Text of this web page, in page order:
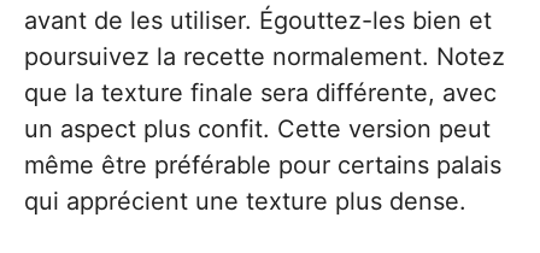
avant de les utiliser. Égouttez-les bien et
poursuivez la recette normalement. Notez
que la texture finale sera différente, avec
un aspect plus confit. Cette version peut
même être préférable pour certains palais
qui apprécient une texture plus dense.